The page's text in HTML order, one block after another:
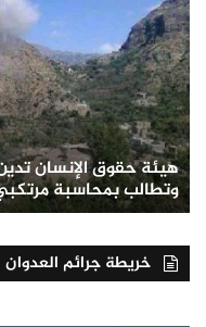
هيئة حقوق الإنسان
وتطالب بمحاسبة
خريطة جرائم العدوان